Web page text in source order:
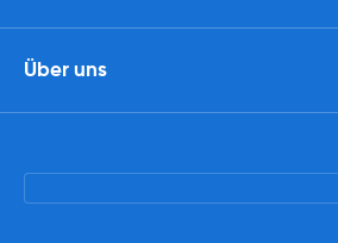
Über uns